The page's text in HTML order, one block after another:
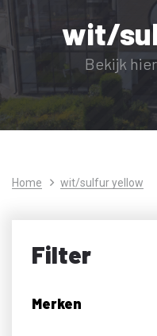
wit/
Bekijk
Home wit/sulfur yellow
Filter
Merken